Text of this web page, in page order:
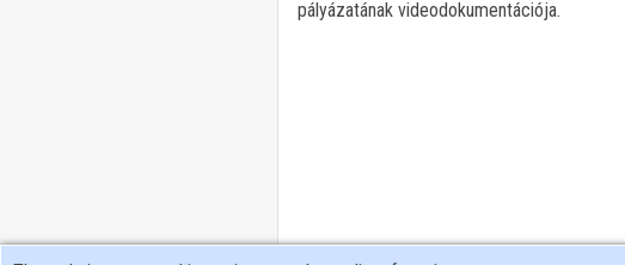
pályázatának videodokumentációja.